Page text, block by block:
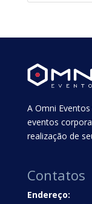
A Omni
eventos
realização de
Contatos
Endereço: